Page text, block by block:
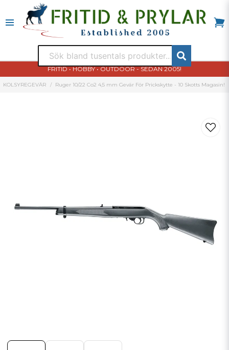
FRITID • HOBBY • OUTDOOR - SEDAN 2005!
KOLSYREGEVÄR Ruger 10/22 Co2 4,5 mm Gevär För Prickskytte - 10 Skotts Magasin!